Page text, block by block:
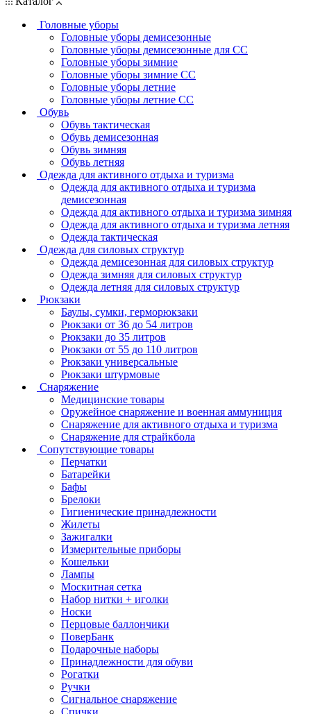
Головные уборы
Головные уборы демисезонные
Головные уборы демисезонные для СС
Головные уборы зимние
Головные уборы зимние СС
Головные уборы летние
Головные уборы летние СС
Обувь
Обувь тактическая
Обувь демисезонная
Обувь зимняя
Обувь летняя
Одежда для активного отдыха и туризма
Одежда для активного отдыха и туризма
демисезонная
Одежда для активного отдыха и туризма зимняя
Одежда для активного отдыха и туризма летняя
Одежда тактическая
Одежда для силовых структур
Одежда демисезонная для силовых структур
Одежда зимняя для силовых структур
Одежда летняя для силовых структур
Рюкзаки
Баулы, сумки, герморюкзаки
Рюкзаки от 36 до 54 литров
Рюкзаки до 35 литров
Рюкзаки от 55 до 110 литров
Рюкзаки универсальные
Рюкзаки штурмовые
Снаряжение
Медицинские товары
Оружейное снаряжение и военная аммуниция
Снаряжение для активного отдыха и туризма
Снаряжение для страйкбола
Сопутствующие товары
Перчатки
Батарейки
Бафы
Брелоки
Гигиенические принадлежности
Жилеты
Зажигалки
Измерительные приборы
Кошельки
Лампы
Москитная сетка
Набор нитки + иголки
Носки
Перцовые баллончики
ПоверБанк
Подарочные наборы
Принадлежности для обуви
Рогатки
Ручки
Сигнальное снаряжение